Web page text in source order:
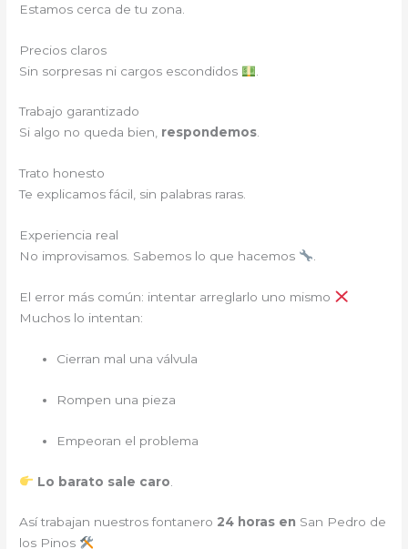
Estamos cerca de tu zona.
Precios claros
Sin sorpresas ni cargos escondidos
Trabajo garantizado
Si algo no queda bien, respondemos.
Trato honesto
Te explicamos fácil, sin palabras raras.
Experiencia real
No improvisamos. Sabemos lo que hacemos
El error más común: intentar arreglarlo uno mismo
Muchos lo intentan:
Cierran mal una válvula
Rompen una pieza
Empeoran el problema
Lo barato sale caro
Así trabajan nuestros fontanero 24 horas en San Pedro de
los Pinos